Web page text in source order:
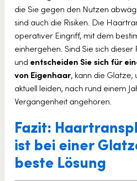
die Sie gegen den Nutzen
sind auch die Risiken. Die
operativer Eingriff, mit dem
einhergehen. Sind Sie sich dieser
und entscheiden Sie sich für
von Eigenhaar, kann die Glatze,
aktuell leiden, nach rund einem
Vergangenheit angehören.
Fazit:
ist bei einer
beste Lösung